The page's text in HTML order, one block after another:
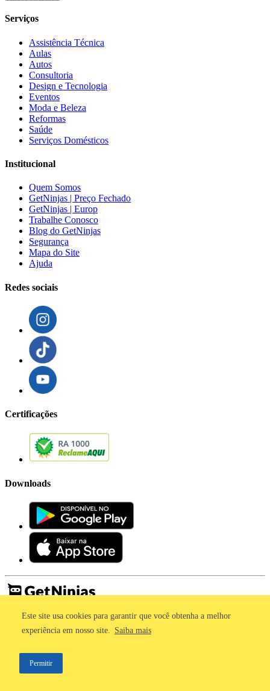
Este site usa cookies para garantir que você obtenha a melhor
experiência em nosso site. Saiba mais
Permitir
Serviços
Assistência Técnica
Aulas
Autos
Consultoria
Design e Tecnologia
Eventos
Moda e Beleza
Reformas
Saúde
Serviços Domésticos
Institucional
Quem Somos
GetNinjas | Preço Fechado
GetNinjas | Europ
Trabalhe Conosco
Blog do GetNinjas
Segurança
Mapa do Site
Ajuda
Redes sociais
Certificações
Downloads
Imprensa
Termos de Uso
©2011 - 2026, GetNinjas LTDA. CNPJ 55.744.877/0001-89 - Rua
Dr. Fernandes Coelho, 85 - 3º andar - São Paulo/SP - Brasil